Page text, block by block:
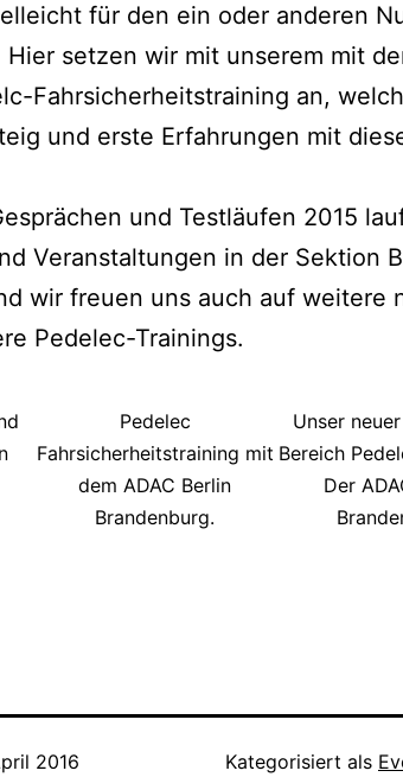
für den ein oder anderen
setzen wir mit unserem mit
Fahrsicherheitstraining an,
und erste Erfahrungen mit
und Testläufen 2015
Veranstaltungen in der Sektion
wir freuen uns auch auf weitere
Pedelec-Trainings.
Pedelec
Fahrsicherheitstraining mit
dem ADAC Berlin
Brandenburg.
Unser
Bereich
Der
2016
Kategorisiert als